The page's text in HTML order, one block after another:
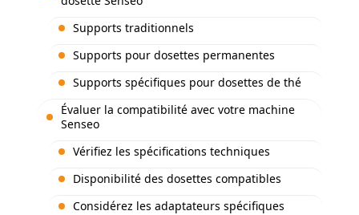
Supports traditionnels
Supports pour dosettes permanentes
Supports spécifiques pour dosettes de thé
Évaluer la compatibilité avec votre machine
Senseo
Vérifiez les spécifications techniques
Disponibilité des dosettes compatibles
Considérez les adaptateurs spécifiques